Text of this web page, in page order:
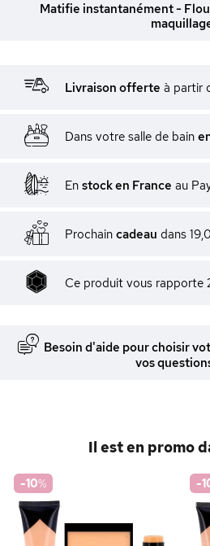
Matifie instantanément -
Livraison offerte à partir
Dans votre salle de bain
En stock en France au
Prochain cadeau dans
Ce produit vous rapporte
Besoin d'aide pour choisir
vos
Il est en promo
-10% -